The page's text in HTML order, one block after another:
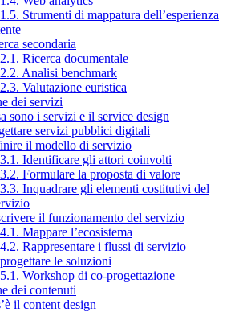
Strumenti di mappatura dell’esperienza
secondaria
Ricerca documentale
Analisi benchmark
Valutazione euristica
dei servizi
sono i servizi e il service design
servizi pubblici digitali
il modello di servizio
Identificare gli attori coinvolti
Formulare la proposta di valore
Inquadrare gli elementi costitutivi del
il funzionamento del servizio
Mappare l’ecosistema
Rappresentare i flussi di servizio
le soluzioni
Workshop di co-progettazione
dei contenuti
il content design